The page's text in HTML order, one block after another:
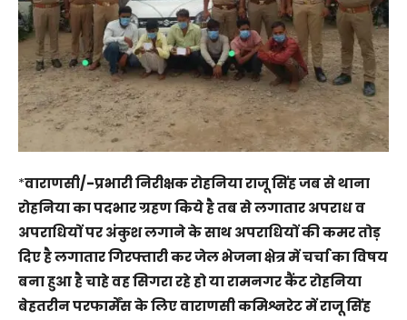
*वाराणसी/-प्रभारी निरीक्षक रोहनिया राजू सिंह जब से थाना
रोहनिया का पदभार ग्रहण किये है तब से लगातार अपराध व
अपराधियों पर अंकुश लगाने के साथ अपराधियों की कमर तोड़
दिए है लगातार गिरफ्तारी कर जेल भेजना क्षेत्र में चर्चा का विषय
बना हुआ है चाहे वह सिगरा रहे हो या रामनगर कैंट रोहनिया
बेहतरीन परफार्मेंस के लिए वाराणसी कमिश्नरेट में राजू सिंह